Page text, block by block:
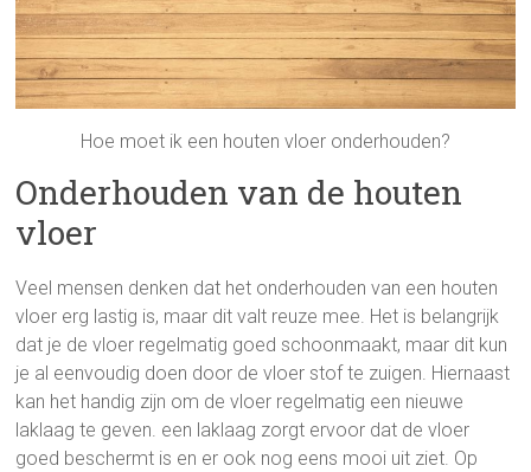
Hoe moet ik een houten vloer onderhouden?
Onderhouden van de houten
vloer
Veel mensen denken dat het onderhouden van een houten
vloer erg lastig is, maar dit valt reuze mee. Het is belangrijk
dat je de vloer regelmatig goed schoonmaakt, maar dit kun
je al eenvoudig doen door de vloer stof te zuigen. Hiernaast
kan het handig zijn om de vloer regelmatig een nieuwe
laklaag te geven. een laklaag zorgt ervoor dat de vloer
goed beschermt is en er ook nog eens mooi uit ziet. Op